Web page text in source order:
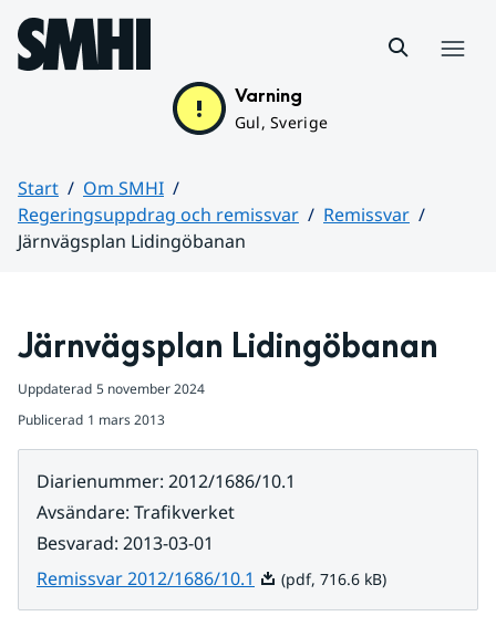
Hoppa till sidans innehåll
Varning
Gul, Sverige
Start
Om SMHI
Regeringsuppdrag och remissvar
Remissvar
Järnvägsplan Lidingöbanan
Järnvägsplan Lidingöbanan
Uppdaterad 5 november 2024
Publicerad 1 mars 2013
Diarienummer: 2012/1686/10.1
Avsändare: Trafikverket
Besvarad: 2013-03-01
Remissvar 2012/1686/10.1 Pdf, 716.6 kB.
(pdf, 716.6 kB)